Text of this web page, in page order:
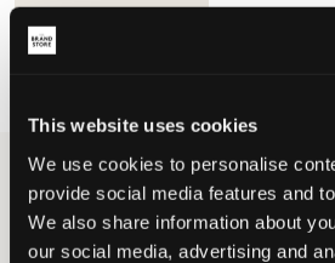
This website uses cookies
We use cookies to personalise
provide social media features and
We also share information about
our social media, advertising and
Jongens Jumpsuits & Broekpakken
Jumpsuits &
jongens